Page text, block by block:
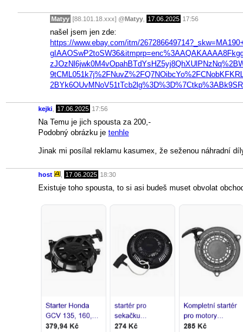
Matyy [88.101.18.xxx] @ Matyy 17.06.2025 17:56
našel jsem jen zde:
https://www.ebay.com/itm/
kejki 17.06.2025 17:56
Na Temu je jich spousta za 200,-
Podobný obrázku je tenhle
Jinak mi posílal reklamu kasumex, že seženou náhradní
host 17.06.2025 18:30
Existuje toho spousta, to si asi budeš muset obvolat